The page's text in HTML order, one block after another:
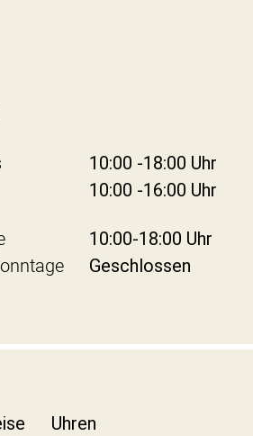
10:00 -18:00 Uhr
10:00 -16:00 Uhr
10:00-18:00 Uhr
Geschlossen
Uhren